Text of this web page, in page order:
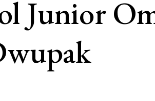
Junior